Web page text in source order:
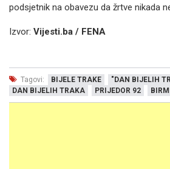
podsjetnik na obavezu da žrtve nikada
Izvor: Vijesti.ba / FENA
Tagovi: BIJELE TRAKE
"DAN BIJELIH
DAN BIJELIH TRAKA
PRIJEDOR 92